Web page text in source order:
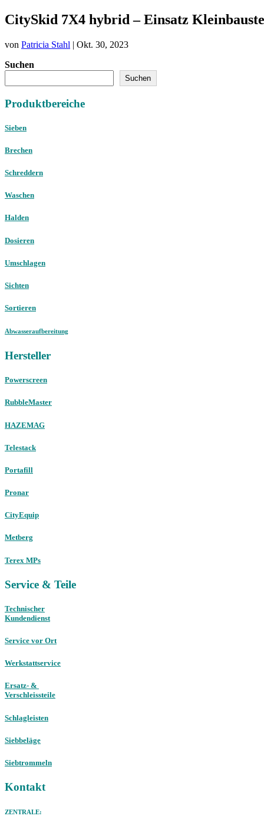
CitySkid 7X4 hybrid – Einsatz
von Patricia Stahl | Okt. 30, 2023
Suchen
Suchen
Produktbereiche
Sieben
Brechen
Schreddern
Waschen
Halden
Dosieren
Umschlagen
Sichten
Sortieren
Abwasseraufbereitung
Hersteller
Powerscreen
RubbleMaster
HAZEMAG
Telestack
Portafill
Pronar
CityEquip
Metberg
Terex MPs
Service & Teile
Technischer
Kundendienst
Service vor Ort
Werkstattservice
Ersatz- &
Verschleissteile
Schlagleisten
Siebbeläge
Siebtrommeln
Kontakt
ZENTRALE: